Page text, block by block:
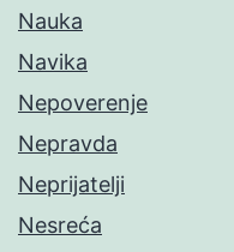
Nauka
Navika
Nepoverenje
Nepravda
Neprijatelji
Nesreća